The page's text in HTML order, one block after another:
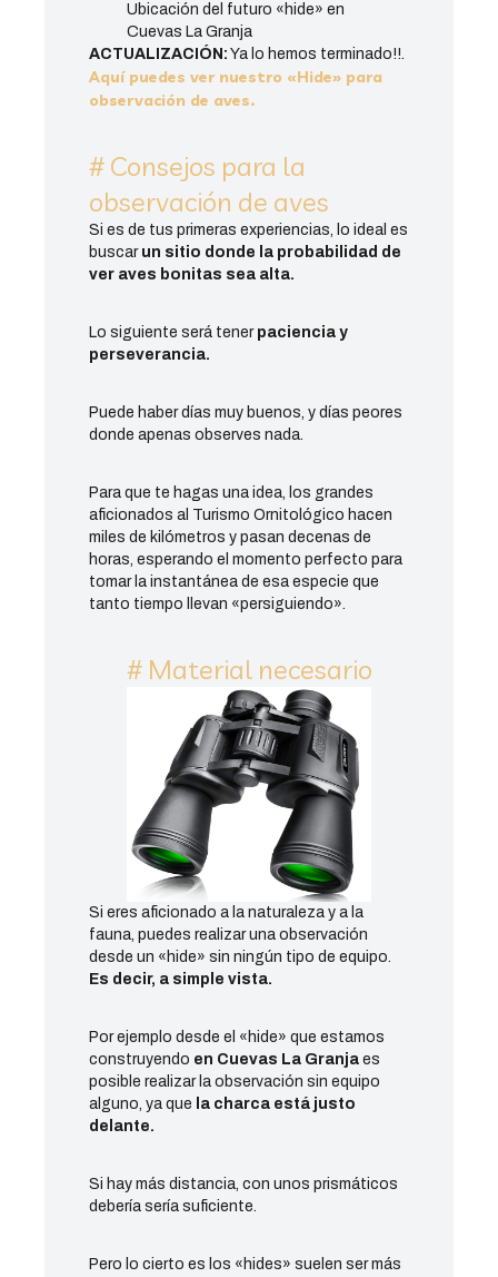
Ubicación del futuro «hide» en
Cuevas La Granja
ACTUALIZACIÓN: Ya lo hemos terminado!!.
Aquí puedes ver nuestro «Hide» para
observación de aves.
# Consejos para la
observación de aves
Si es de tus primeras experiencias, lo ideal es
buscar un sitio donde la probabilidad de
ver aves bonitas sea alta.
Lo siguiente será tener paciencia y
perseverancia.
Puede haber días muy buenos, y días peores
donde apenas observes nada.
Para que te hagas una idea, los grandes
aficionados al Turismo Ornitológico hacen
miles de kilómetros y pasan decenas de
horas, esperando el momento perfecto para
tomar la instantánea de esa especie que
tanto tiempo llevan «persiguiendo».
# Material necesario
Si eres aficionado a la naturaleza y a la
fauna, puedes realizar una observación
desde un «hide» sin ningún tipo de equipo.
Es decir, a simple vista.
Por ejemplo desde el «hide» que estamos
construyendo en Cuevas La Granja es
posible realizar la observación sin equipo
alguno, ya que la charca está justo
delante.
Si hay más distancia, con unos prismáticos
debería sería suficiente.
Pero lo cierto es los «hides» suelen ser más